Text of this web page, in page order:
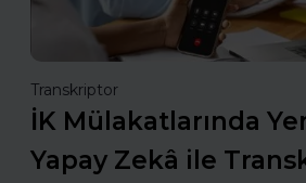
Transkriptor
İK Mülakatlarında
Yapay Zekâ ile